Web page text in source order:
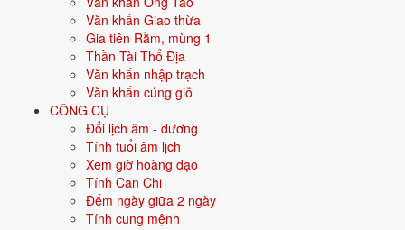
Văn khấn Giao thừa
Gia tiên Rằm, mùng 1
Thần Tài Thổ Địa
Văn khấn nhập trạch
Văn khấn cúng giỗ
CÔNG CỤ
Đổi lịch âm - dương
Tính tuổi âm lịch
Xem giờ hoàng đạo
Tính Can Chi
Đếm ngày giữa 2 ngày
Tính cung mệnh
Tuổi năm 2026 3 tuổi mụ / 2 tuổi dương - Sơ sinh
Ý nghĩa nạp âm Phúc Đăng Hỏa
Người sinh năm2024mang nạp âm
Lửa đèn to. Đây là một trong các nạp âm thuộc hành
60 hoa giáp.
Tượng trưng cho lửa, sự nhiệt huyết, năng lượng. Người mệnh Hỏa
nhiệt tình, đam mê, lãnh đạo.
Tìm hiểu chi tiết nạp âm Phúc Đăng Hỏa: màu hợp, hướng tốt, năm
sinh, tương sinh tương khắc →